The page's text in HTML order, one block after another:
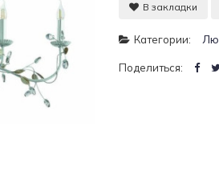
В закладки
Категории:
Поделиться: